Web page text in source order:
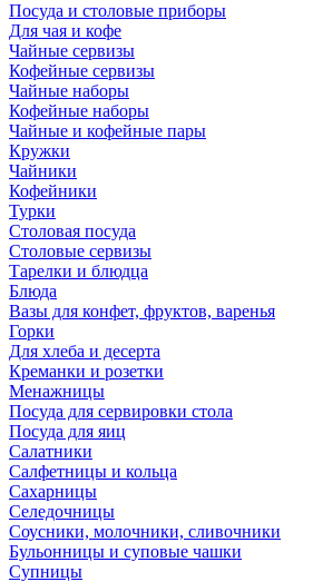
Посуда и столовые приборы
Для чая и кофе
Чайные сервизы
Кофейные сервизы
Чайные наборы
Кофейные наборы
Чайные и кофейные пары
Кружки
Чайники
Кофейники
Турки
Столовая посуда
Столовые сервизы
Тарелки и блюдца
Блюда
Вазы для конфет, фруктов, варенья
Горки
Для хлеба и десерта
Креманки и розетки
Менажницы
Посуда для сервировки стола
Посуда для яиц
Салатники
Салфетницы и кольца
Сахарницы
Селедочницы
Соусники, молочники, сливочники
Бульонницы и суповые чашки
Супницы